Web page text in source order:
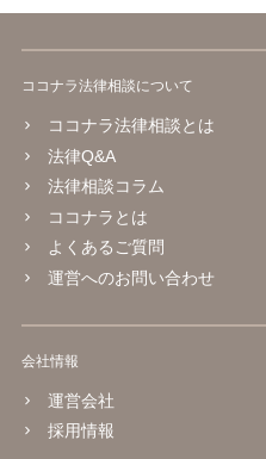
ココナラ法律相談について
ココナラ法律相談とは
法律Q&A
法律相談コラム
ココナラとは
よくあるご質問
運営へのお問い合わせ
会社情報
運営会社
採用情報